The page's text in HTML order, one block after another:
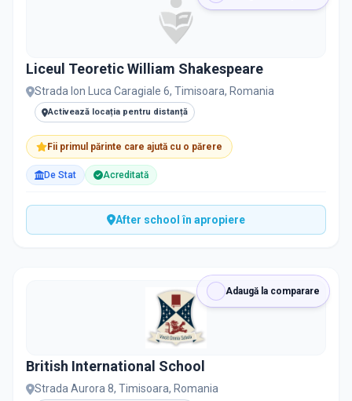
Liceul Teoretic William Shakespeare
Strada Ion Luca Caragiale 6, Timisoara, Romania
Activează locația pentru distanță
Fii primul părinte care ajută cu o părere
De Stat Acreditată
After school în apropiere
Adaugă la comparare
British International School
Strada Aurora 8, Timisoara, Romania